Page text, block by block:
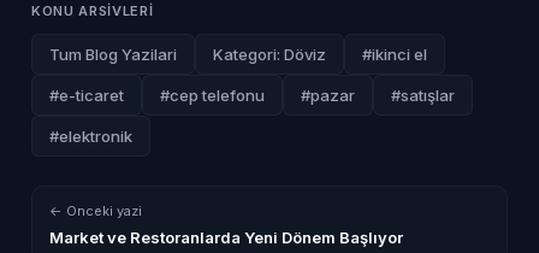
KONU ARSIVLERI
Tum Blog Yazilari Kategori: Döviz #ikinci el
#e-ticaret #cep telefonu #pazar #satışlar
#elektronik
← Onceki yazi
Market ve Restoranlarda Yeni Dönem Başlıyor